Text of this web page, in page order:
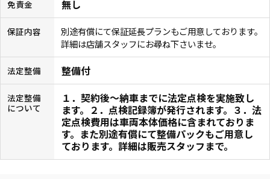
免責金 無し
保証内容
別途有償にて保証延長プランもご用意しております。
詳細は店舗スタッフにお尋ね下さいませ。
法定整備 整備付
法定整備
について
１．契約後〜納車までに法定点検を実施致し
ます。２．点検記録簿が発行されます。３．法
定点検費用は車両本体価格に含まれておりま
す。また別途有償にて整備パックもご用意し
ております。詳細は販売スタッフまで。